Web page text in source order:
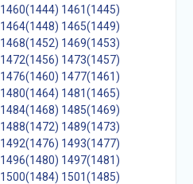
1460(1444) 1461(1445)
1464(1448) 1465(1449)
1468(1452) 1469(1453)
1472(1456) 1473(1457)
1476(1460) 1477(1461)
1480(1464) 1481(1465)
1484(1468) 1485(1469)
1488(1472) 1489(1473)
1492(1476) 1493(1477)
1496(1480) 1497(1481)
1500(1484) 1501(1485)